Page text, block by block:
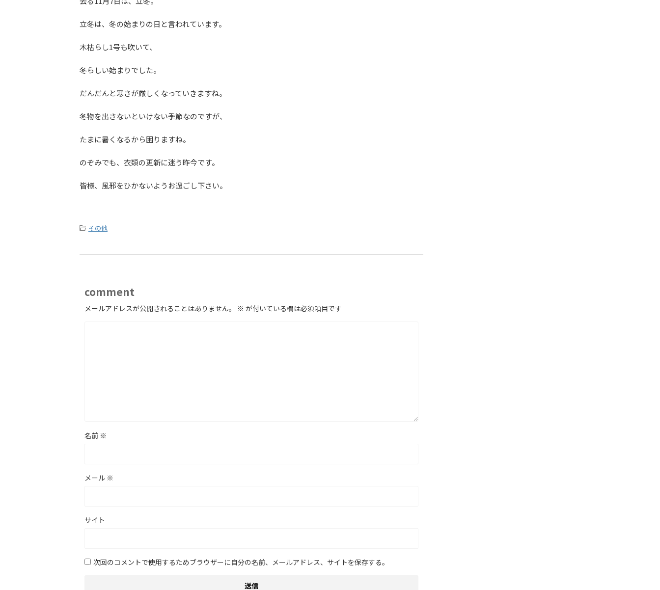
立冬は、冬の始まりの日と言われています。
木枯らし1号も吹いて、
冬らしい始まりでした。
だんだんと寒さが厳しくなっていきますね。
冬物を出さないといけない季節なのですが、
たまに暑くなるから困りますね。
のぞみでも、衣類の更新に迷う昨今です。
皆様、風邪をひかないようお過ごし下さい。
-その他
comment
メールアドレスが公開されることはありません。 ※ が付いている欄は必須項目です
名前 ※
メール ※
サイト
次回のコメントで使用するためブラウザーに自分の名前、メールアドレス、サイトを保存する。